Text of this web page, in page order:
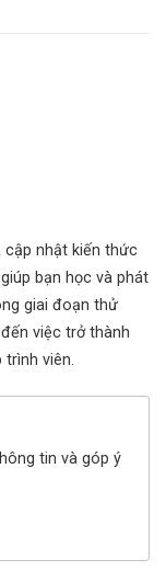
cập nhật kiến thức
bạn học và phát
giai đoạn thử
việc trở thành
viên.
tin và góp ý